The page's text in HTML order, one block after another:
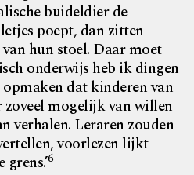
buideldier de
poept, dan zitten
hun stoel. Daar moet
onderwijs heb ik dingen
dat kinderen van
zoveel mogelijk van willen
verhalen. Leraren zouden
voorlezen lijkt
6